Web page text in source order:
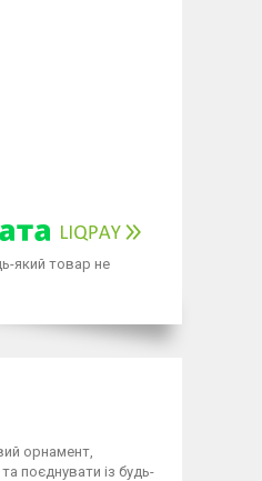
який товар не
орнамент,
поєднувати із будь-